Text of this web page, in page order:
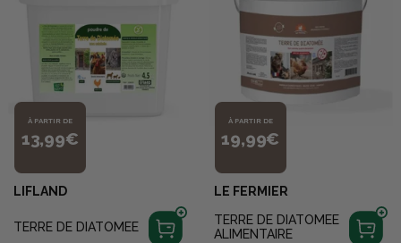
À PARTIR DE
13,99€
LIFLAND
TERRE DE DIATOMEE
À PARTIR DE
19,99€
LE FERMIER
TERRE DE DIATOMEE
ALIMENTAIRE